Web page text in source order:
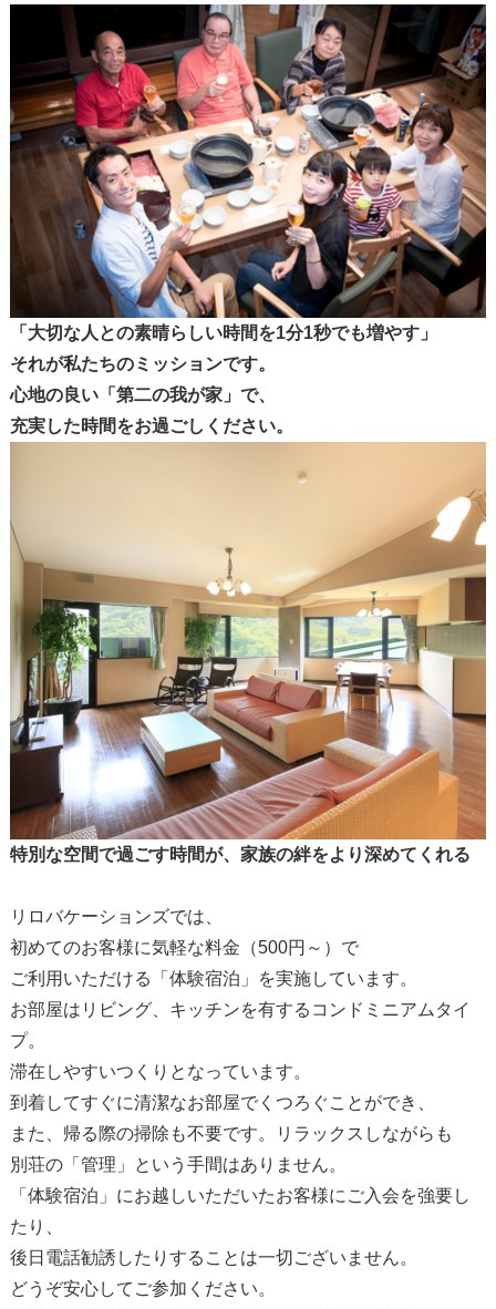
「大切な人との素晴らしい時間を1分1秒でも増やす」
それが私たちのミッションです。
心地の良い「第二の我が家」で、
充実した時間をお過ごしください。
特別な空間で過ごす時間が、家族の絆をより深めてくれる
リロバケーションズでは、
初めてのお客様に気軽な料金（500円～）で
ご利用いただける「体験宿泊」を実施しています。
お部屋はリビング、キッチンを有するコンドミニアムタイ
プ。
滞在しやすいつくりとなっています。
到着してすぐに清潔なお部屋でくつろぐことができ、
また、帰る際の掃除も不要です。リラックスしながらも
別荘の「管理」という手間はありません。
「体験宿泊」にお越しいただいたお客様にご入会を強要し
たり、
後日電話勧誘したりすることは一切ございません。
どうぞ安心してご参加ください。